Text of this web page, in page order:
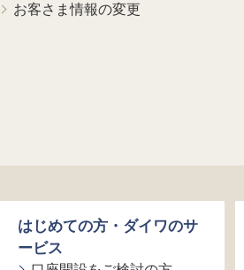
お客さま情報の変更
はじめての方・ダイワのサ
ービス